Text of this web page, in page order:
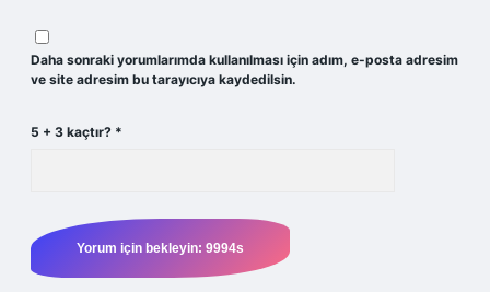
Daha sonraki yorumlarımda kullanılması için adım, e-posta adresim
ve site adresim bu tarayıcıya kaydedilsin.
5 + 3 kaçtır? *